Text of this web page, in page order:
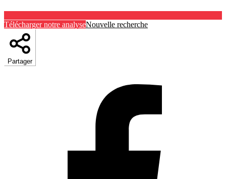
Télécharger notre analyseNouvelle recherche
Partager